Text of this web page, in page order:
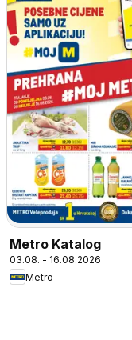
Metro Katalog
03.08. - 16.08.2026
Metro